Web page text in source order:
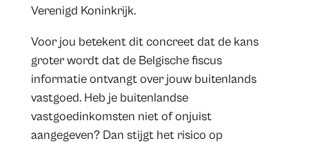
Verenigd Koninkrijk.
Voor jou betekent dit concreet dat de kans
groter wordt dat de Belgische fiscus
informatie ontvangt over jouw buitenlands
vastgoed. Heb je buitenlandse
vastgoedinkomsten niet of onjuist
aangegeven? Dan stijgt het risico op